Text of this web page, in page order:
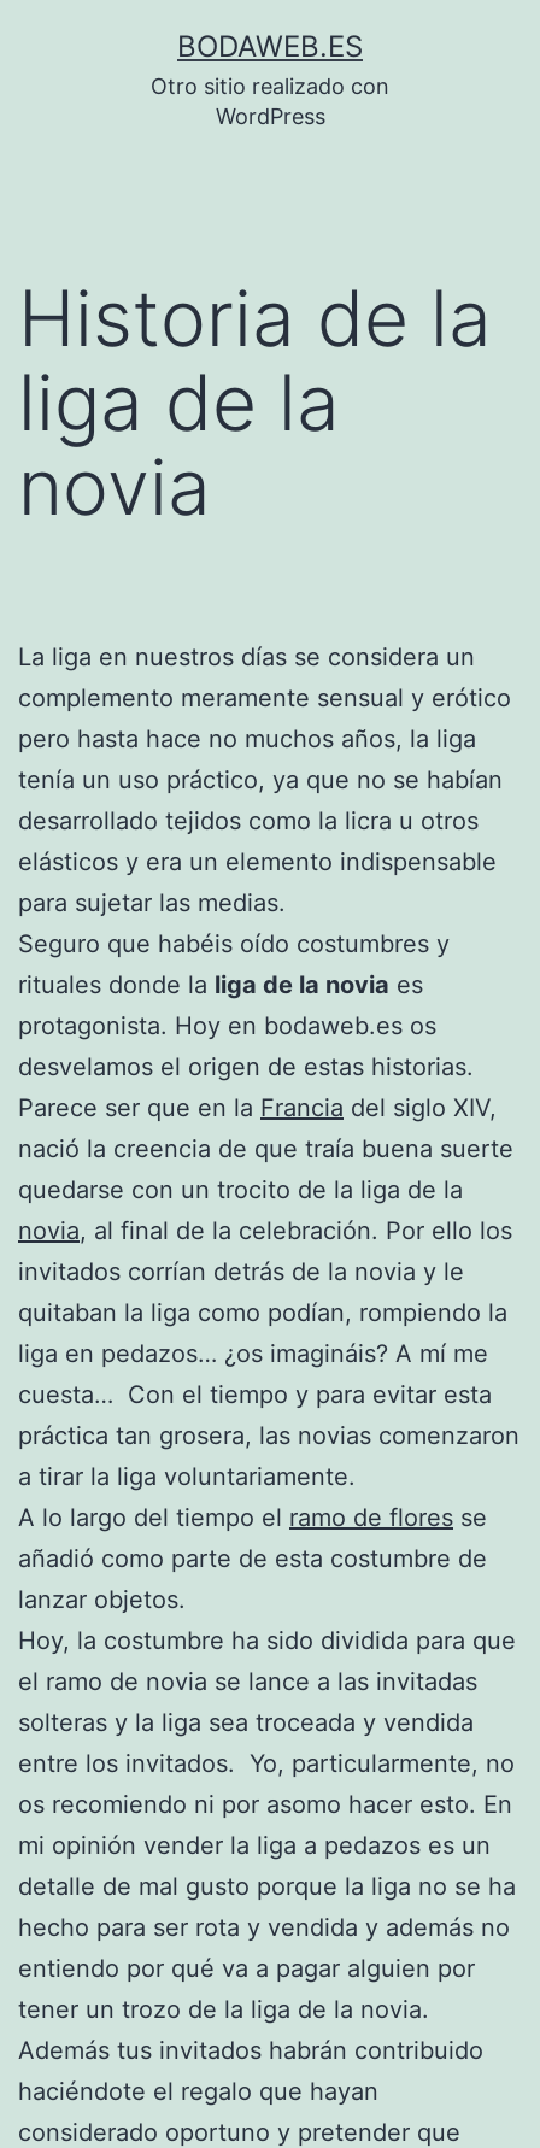
BODAWEB.ES
Otro sitio realizado con
WordPress
Historia de la
liga de la
novia
La liga en nuestros días se considera un
complemento meramente sensual y erótico
pero hasta hace no muchos años, la liga
tenía un uso práctico, ya que no se habían
desarrollado tejidos como la licra u otros
elásticos y era un elemento indispensable
para sujetar las medias.
Seguro que habéis oído costumbres y
rituales donde la liga de la novia es
protagonista. Hoy en bodaweb.es os
desvelamos el origen de estas historias.
Parece ser que en la Francia del siglo XIV,
nació la creencia de que traía buena suerte
quedarse con un trocito de la liga de la
novia, al final de la celebración. Por ello los
invitados corrían detrás de la novia y le
quitaban la liga como podían, rompiendo la
liga en pedazos… ¿os imagináis? A mí me
cuesta… Con el tiempo y para evitar esta
práctica tan grosera, las novias comenzaron
a tirar la liga voluntariamente.
A lo largo del tiempo el ramo de flores se
añadió como parte de esta costumbre de
lanzar objetos.
Hoy, la costumbre ha sido dividida para que
el ramo de novia se lance a las invitadas
solteras y la liga sea troceada y vendida
entre los invitados. Yo, particularmente, no
os recomiendo ni por asomo hacer esto. En
mi opinión vender la liga a pedazos es un
detalle de mal gusto porque la liga no se ha
hecho para ser rota y vendida y además no
entiendo por qué va a pagar alguien por
tener un trozo de la liga de la novia.
Además tus invitados habrán contribuido
haciéndote el regalo que hayan
considerado oportuno y pretender que